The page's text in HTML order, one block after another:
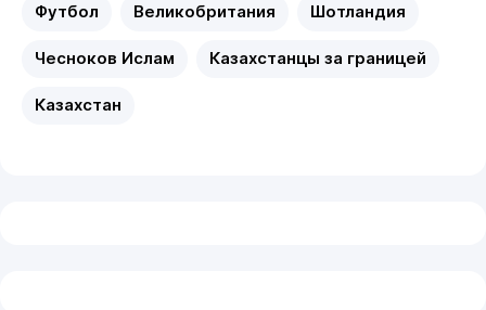
Футбол Великобритания Шотландия
Чесноков Ислам Казахстанцы за границей
Казахстан